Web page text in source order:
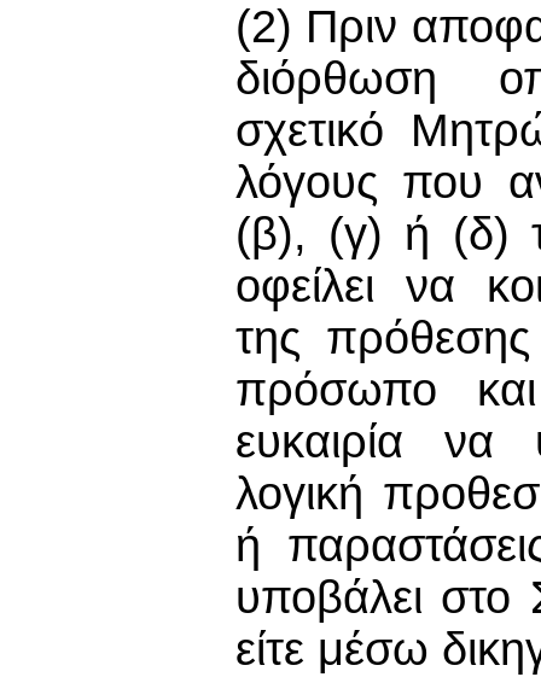
(2) Πριν
διόρθωση
σχετικό
λόγους που
(β), (γ) ή (δ)
οφείλει να
της
πρόσωπο
ευκαιρία
λογική
ή
υποβάλει στο
είτε μέσω